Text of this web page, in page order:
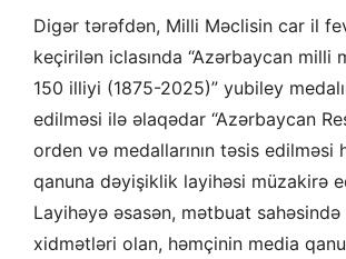
Digər tərəfdən, Milli Məclisin car il
keçirilən iclasında “Azərbaycan milli
150 illiyi (1875-2025)” yubiley
edilməsi ilə əlaqədar “Azərbaycan
orden və medallarının təsis edilməsi
qanuna dəyişiklik layihəsi müzakirə
Layihəyə əsasən, mətbuat sahəsində
xidmətləri olan, həmçinin media